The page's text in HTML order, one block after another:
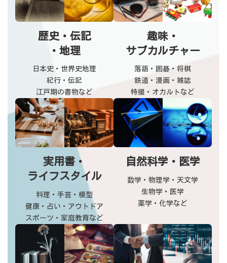
歴史・伝記
・地理
日本史・世界史地理
紀行・伝記
江戸期の書物など
趣味・
サブカルチャー
落語・囲碁・将棋
鉄道・漫画・雑誌
特撮・オカルトなど
実用書・
ライフスタイル
料理・手芸・模型
健康・占い・アウトドア
スポーツ・家庭教育など
自然科学・医学
数学・物理学・天文学
生物学・医学
薬学・化学など